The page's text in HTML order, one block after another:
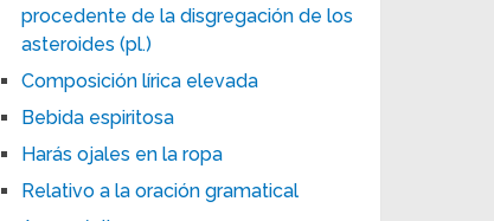
procedente de la disgregación de los
asteroides (pl.)
Composición lírica elevada
Bebida espiritosa
Harás ojales en la ropa
Relativo a la oración gramatical